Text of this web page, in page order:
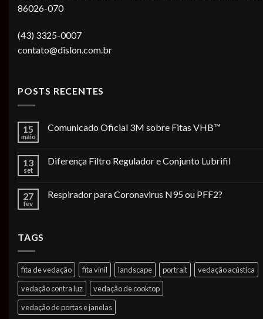
86026-070
(43) 3325-0007
contato@dislon.com.br
POSTS RECENTES
15
maio
Comunicado Oficial 3M sobre Fitas VHB™
13
set
Diferença Filtro Regulador e Conjunto Lubrifil
27
fev
Respirador para Coronavirus N95 ou PFF2?
TAGS
fita de vedação fita vinil landscape portrait
vedação acústica
vedação contra luz
vedação de cooktop
vedação de portas e janelas